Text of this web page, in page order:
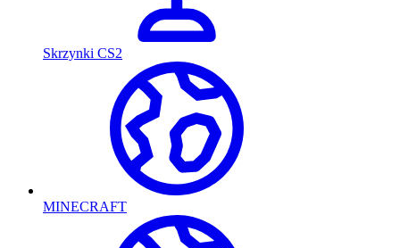
Skrzynki CS2
MINECRAFT